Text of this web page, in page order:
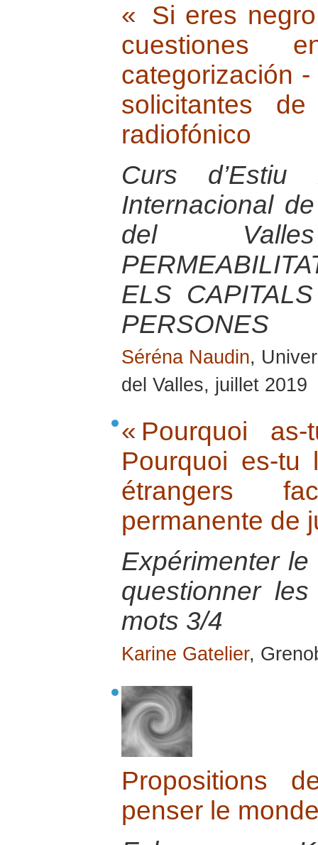
« Si eres
categorización
solicitantes
radiofónico
Curs
Internacional
del Valles
ELS
PERSONES
Séréna Naudin,
del Valles, juillet 2019
« Pourquoi
Pourquoi es-tu
étrangers
permanente de
Expérimenter
questionner
mots 3/4
Karine Gatelier,
Propositions
penser le